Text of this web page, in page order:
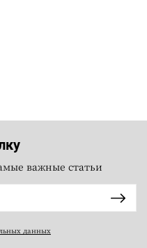
важные статьи
данных